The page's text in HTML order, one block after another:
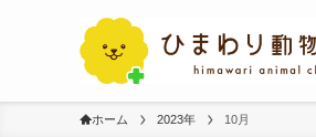
ホーム 2023年 10月